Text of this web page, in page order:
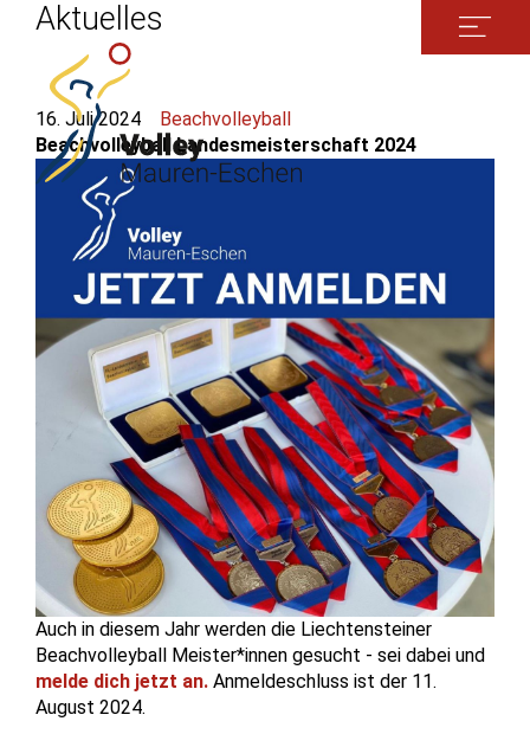
Aktuelles
16. Juli 2024 Beachvolleyball
Beachvolleyball Landesmeisterschaft 2024
Auch in diesem Jahr werden die Liechtensteiner
Beachvolleyball Meister*innen gesucht - sei dabei und
melde dich jetzt an. Anmeldeschluss ist der 11.
August 2024.